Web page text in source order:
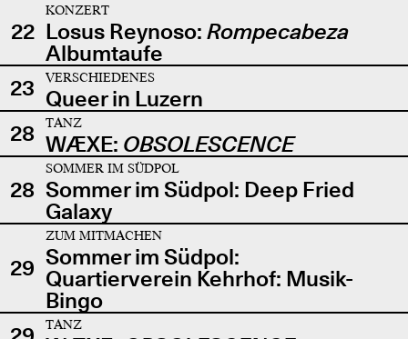
22
KONZERT
Losus Reynoso: Rompecabeza
Albumtaufe
23
VERSCHIEDENES
Queer in Luzern
28
TANZ
WÆXE: OBSOLESCENCE
28
SOMMER IM SÜDPOL
Sommer im Südpol: Deep Fried
Galaxy
29
ZUM MITMACHEN
Sommer im Südpol:
Quartierverein Kehrhof: Musik-
Bingo
TANZ